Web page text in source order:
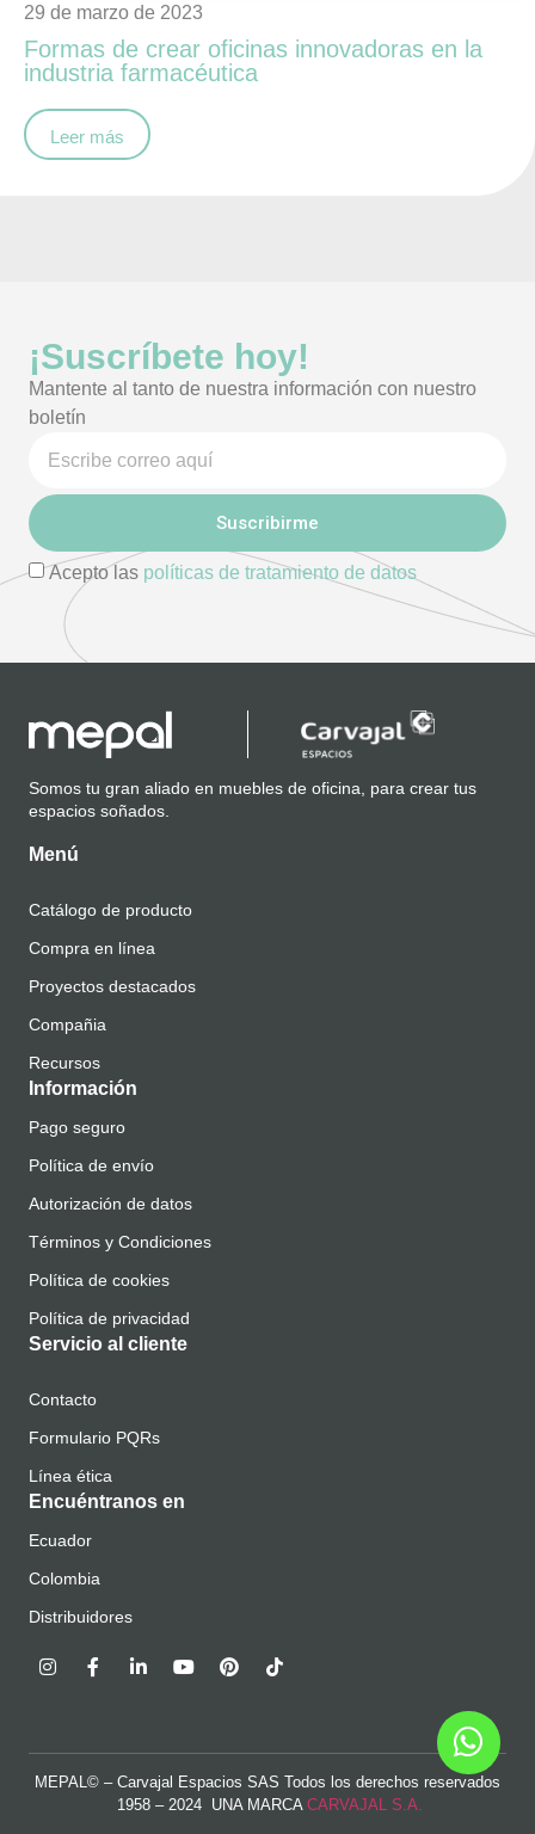
29 de marzo de 2023
Formas de crear oficinas innovadoras en la
industria farmacéutica
Leer más
¡Suscríbete hoy!
Mantente al tanto de nuestra información con nuestro
boletín
Acepto las políticas de tratamiento de datos
Suscribirme
Somos tu gran aliado en muebles de oficina, para crear tus
espacios soñados.
Menú
Catálogo de producto
Compra en línea
Proyectos destacados
Compañia
Recursos
Información
Pago seguro
Política de envío
Autorización de datos
Términos y Condiciones
Política de cookies
Política de privacidad
Servicio al cliente
Contacto
Formulario PQRs
Línea ética
Encuéntranos en
Ecuador
Colombia
Distribuidores
MEPAL© – Carvajal Espacios SAS Todos los derechos reservados
1958 – 2024 UNA MARCA CARVAJAL S.A.